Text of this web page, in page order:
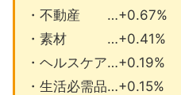
・不動産 …+0.67%
・素材 …+0.41%
・ヘルスケア…+0.19%
・生活必需品…+0.15%